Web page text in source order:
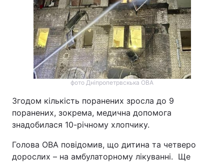
фото Дніпропетрвскька ОВА
Згодом кількість поранених зросла до 9
поранених, зокрема, медична допомога
знадобилася 10-річному хлопчику.
Голова ОВА повідомив, що дитина та четверо
дорослих – на амбулаторному лікуванні. Ще